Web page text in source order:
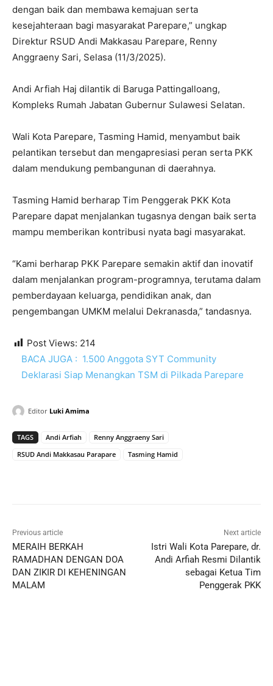
dengan baik dan membawa kemajuan serta
kesejahteraan bagi masyarakat Parepare,” ungkap
Direktur RSUD Andi Makkasau Parepare, Renny
Anggraeny Sari, Selasa (11/3/2025).
Andi Arfiah Haj dilantik di Baruga Pattingalloang,
Kompleks Rumah Jabatan Gubernur Sulawesi Selatan.
Wali Kota Parepare, Tasming Hamid, menyambut baik
pelantikan tersebut dan mengapresiasi peran serta PKK
dalam mendukung pembangunan di daerahnya.
Tasming Hamid berharap Tim Penggerak PKK Kota
Parepare dapat menjalankan tugasnya dengan baik serta
mampu memberikan kontribusi nyata bagi masyarakat.
“Kami berharap PKK Parepare semakin aktif dan inovatif
dalam menjalankan program-programnya, terutama dalam
pemberdayaan keluarga, pendidikan anak, dan
pengembangan UMKM melalui Dekranasda,” tandasnya.
Post Views: 214
BACA JUGA : 1.500 Anggota SYT Community
Deklarasi Siap Menangkan TSM di Pilkada Parepare
Editor Luki Amima
TAGS Andi Arfiah
Renny Anggraeny Sari
RSUD Andi Makkasau Parapare
Tasming Hamid
Previous article
MERAIH BERKAH
RAMADHAN DENGAN DOA
DAN ZIKIR DI KEHENINGAN
MALAM
Next article
Istri Wali Kota Parepare, dr.
Andi Arfiah Resmi Dilantik
sebagai Ketua Tim
Penggerak PKK